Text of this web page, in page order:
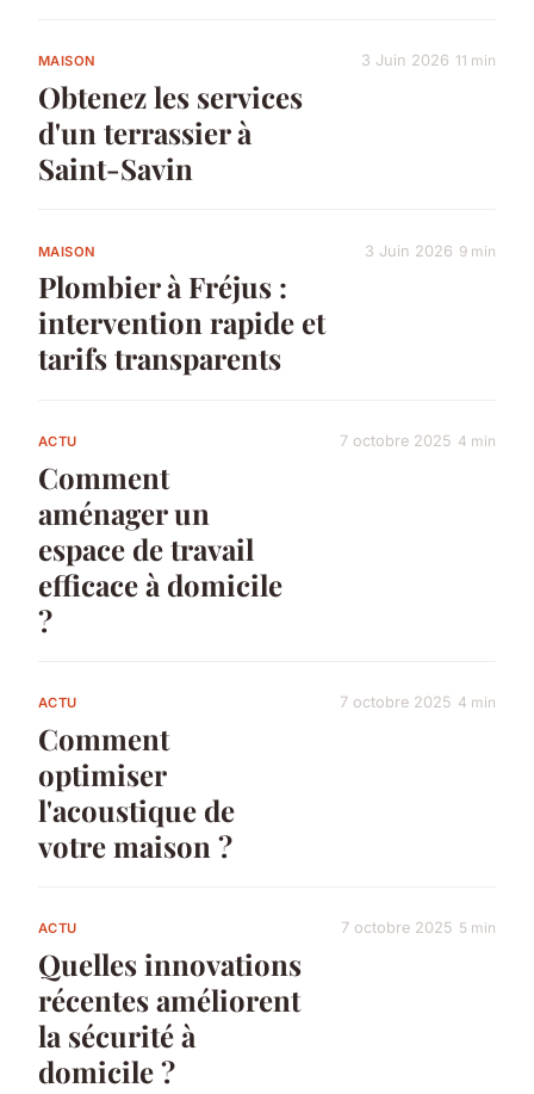
MAISON
Obtenez les services
d'un terrassier à
Saint-Savin
3 Juin 2026 11 min
MAISON
Plombier à Fréjus :
intervention rapide et
tarifs transparents
3 Juin 2026 9 min
ACTU
Comment
aménager un
espace de travail
efficace à domicile
?
7 octobre 2025 4 min
ACTU
Comment
optimiser
l'acoustique de
votre maison ?
7 octobre 2025 4 min
ACTU
Quelles innovations
récentes améliorent
la sécurité à
domicile ?
7 octobre 2025 5 min